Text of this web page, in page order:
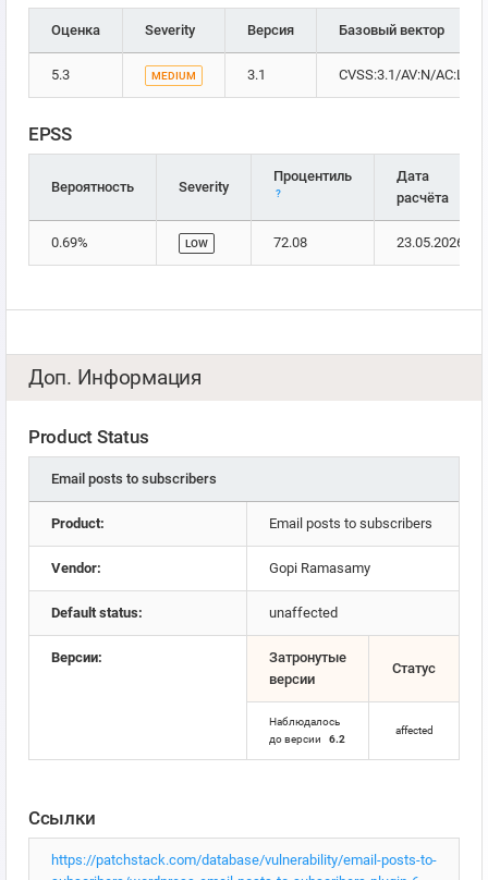
Оценка Severity Версия Базовый вектор
5.3 MEDIUM 3.1 CVSS:3.1/AV:N/AC:L/
EPSS
Вероятность Severity
Процентиль
?
Дата
расчёта
0.69% LOW 72.08 23.05.2026
Доп. Информация
Product Status
Email posts to subscribers
Product: Email posts to subscribers
Vendor: Gopi Ramasamy
Default status: unaffected
Версии:
Затронутые
версии
Статус
Наблюдалось
до версии
6.2
affected
Ссылки
https://patchstack.com/database/vulnerability/email-posts-to-